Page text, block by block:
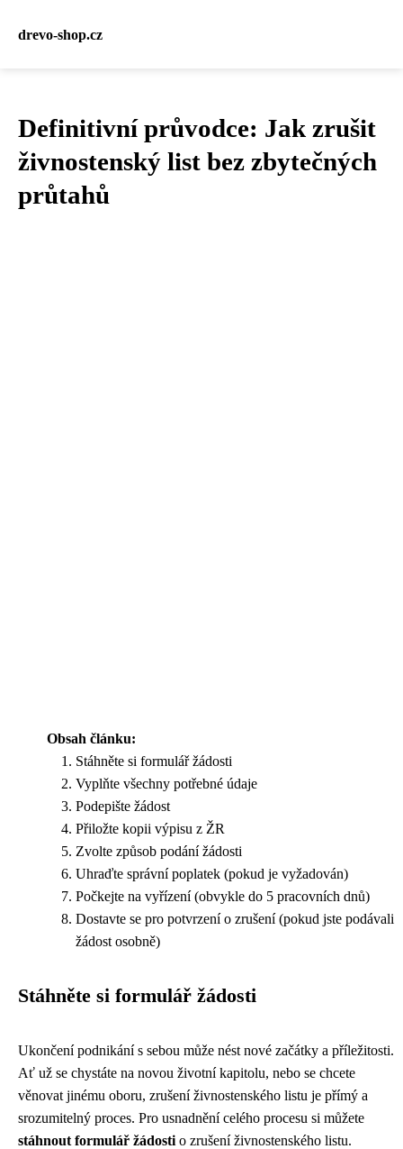
drevo-shop.cz
Definitivní průvodce: Jak zrušit
živnostenský list bez zbytečných
průtahů
Obsah článku:
Stáhněte si formulář žádosti
Vyplňte všechny potřebné údaje
Podepište žádost
Přiložte kopii výpisu z ŽR
Zvolte způsob podání žádosti
Uhraďte správní poplatek (pokud je vyžadován)
Počkejte na vyřízení (obvykle do 5 pracovních dnů)
Dostavte se pro potvrzení o zrušení (pokud jste podávali
žádost osobně)
Stáhněte si formulář žádosti
Ukončení podnikání s sebou může nést nové začátky a příležitosti.
Ať už se chystáte na novou životní kapitolu, nebo se chcete
věnovat jinému oboru, zrušení živnostenského listu je přímý a
srozumitelný proces. Pro usnadnění celého procesu si můžete
stáhnout formulář žádosti o zrušení živnostenského listu.